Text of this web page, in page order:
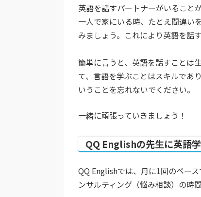
英語を話すパートナーがいること
一人で家にいる時、たとえ間違い
みましょう。これにより英語を話
簡単に言うと、英語を話すことは
て、言語を学ぶことはスキルであ
いうことを忘れないでください。
一緒に頑張っていきましょう！
QQ Englishの先生に英語
QQ Englishでは、月に1回のペー
ンサルティング（悩み相談）の時